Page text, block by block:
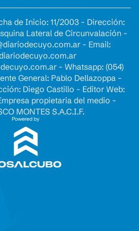
de Inicio: 11/2003 - Dirección:
Lateral de Circunvalación -
- Email:
- Whatsapp: (054)
General: Pablo Dellazoppa -
Diego Castillo - Editor Web:
propietaria del medio -
MONTES S.A.C.I.F.